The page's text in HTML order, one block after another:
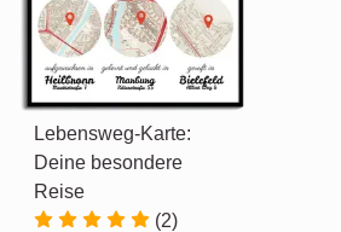
Lebensweg-Karte:
Deine besondere
Reise
(2)